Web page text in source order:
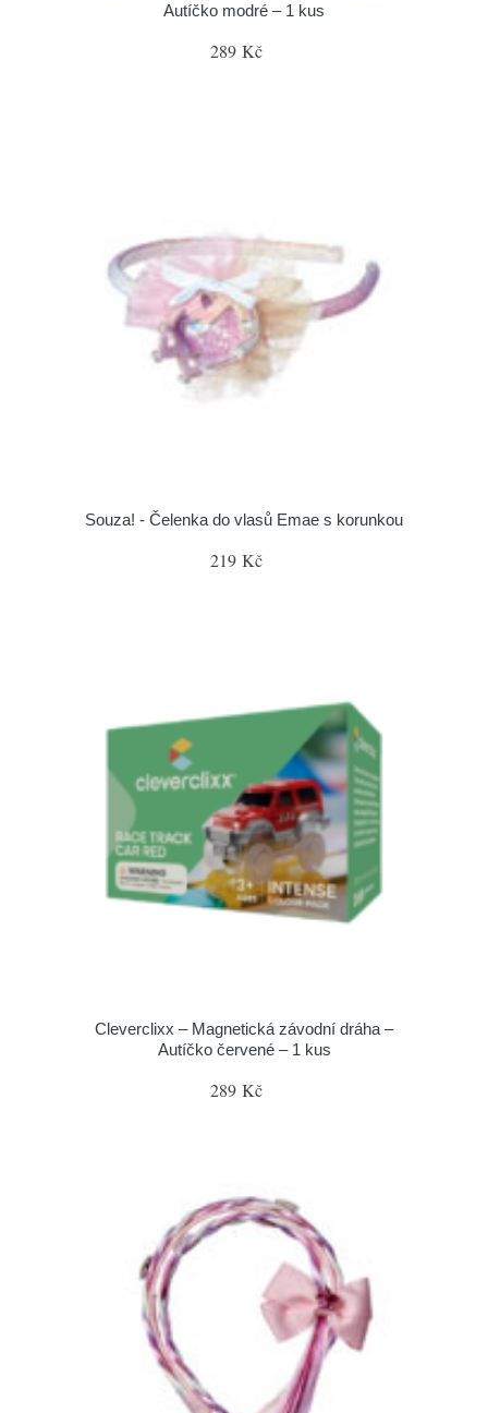
Autíčko modré – 1 kus
289 Kč
Souza! - Čelenka do vlasů Emae s korunkou
219 Kč
Cleverclixx – Magnetická závodní dráha –
Autíčko červené – 1 kus
289 Kč